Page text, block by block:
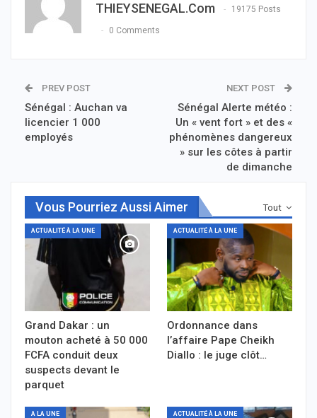
THIEYSENEGAL.com 19175 Posts
0 Comments
PREV POST
Sénégal : Auchan va
licencier 1 000
employés
NEXT POST
Sénégal Alerte météo :
Un « vent fort » et des «
phénomènes dangereux
» sur les côtes à partir
de dimanche
Tout
Vous Pourriez Aussi Aimer
ACTUALITÉ À LA UNE
Grand Dakar : un
mouton acheté à 50 000
FCFA conduit deux
suspects devant le
parquet
ACTUALITÉ À LA UNE
Ordonnance dans
l’affaire Pape Cheikh
Diallo : le juge clôt…
A LA UNE ACTUALITÉ À LA UNE